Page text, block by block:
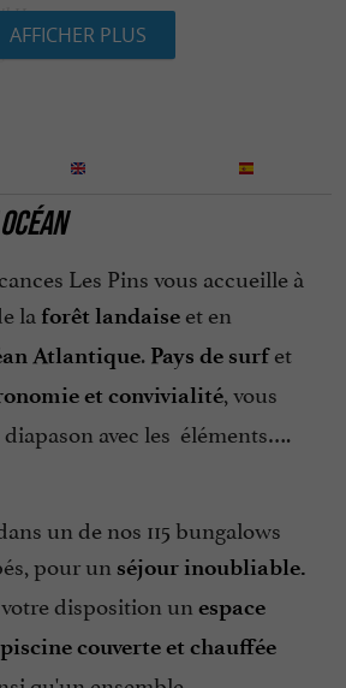
Homes
AFFICHER PLUS
Les Pins vous accueille à
la forêt landaise et en
Atlantique. Pays de surfet
et convivialité, vous
avec les éléments….
un de nos 115 bungalows
pour un séjour inoubliable.
disposition un espace
piscinecouverte et chauffée